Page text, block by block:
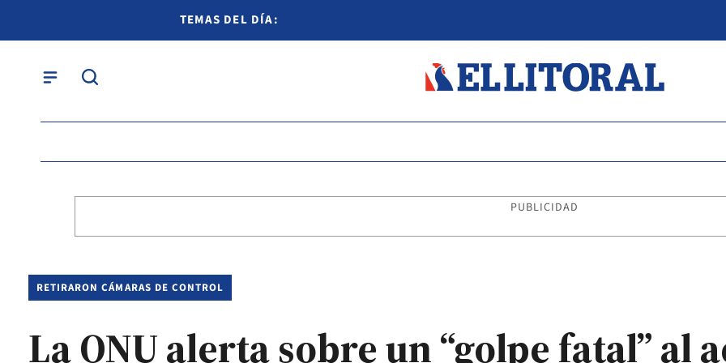
TEMAS DEL DÍA:
PUBLICIDAD
RETIRARON CÁMARAS DE CONTROL
La ONU alerta sobre un “golpe fatal” al